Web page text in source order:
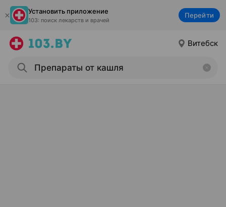
Установить приложение
103: поиск лекарств и врачей
Перейти
Витебск